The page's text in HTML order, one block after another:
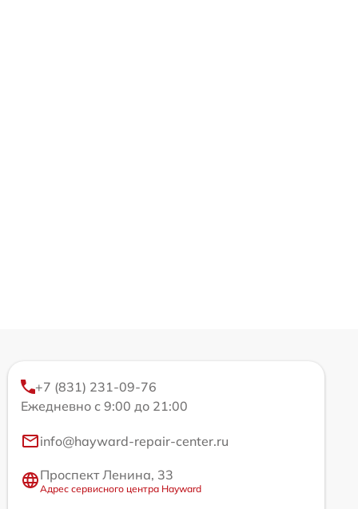
+7 (831) 231-09-76
Ежедневно с 9:00 до 21:00
info@hayward-repair-center.ru
Проспект Ленина, 33
Адрес сервисного центра Hayward